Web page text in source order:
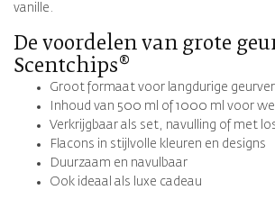
vanille.
De voordelen van grote
Scentchips®
Groot formaat voor langdurige
Inhoud van 500 ml of 1000 ml voor
Verkrijgbaar als set, navulling of met
Flacons in stijlvolle kleuren en designs
Duurzaam en navulbaar
Ook ideaal als luxe cadeau